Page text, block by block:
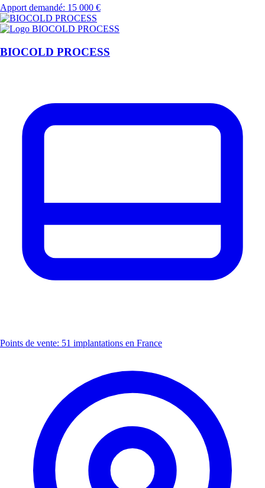
Apport demandé: 15 000 €
BIOCOLD PROCESS
Points de vente: 51 implantations en France